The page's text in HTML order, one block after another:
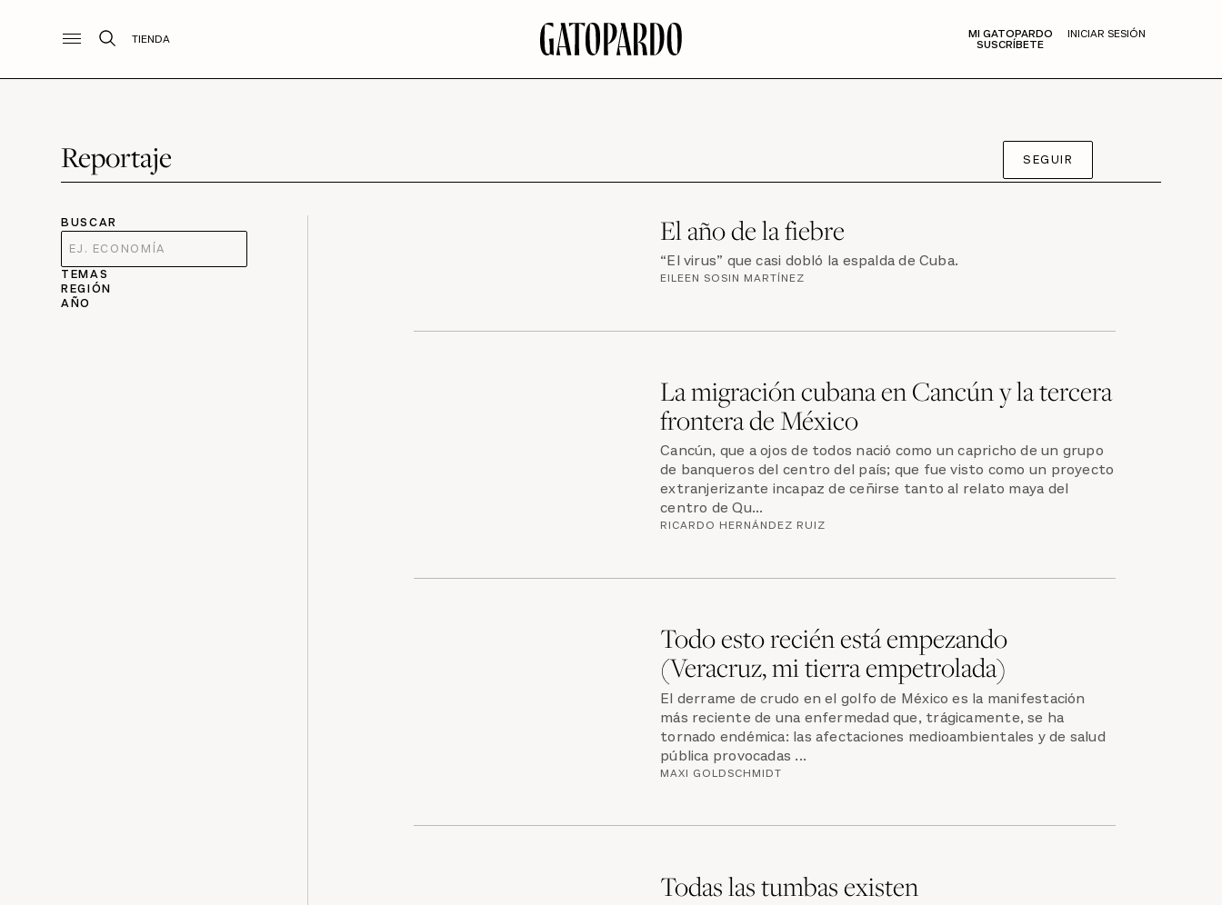
TIENDA MI GATOPARDO
SUSCRÍBETE
INICIAR SESIÓN
Reportaje SEGUIR
BUSCAR
TEMAS
REGIÓN
AÑO
El año de la fiebre
“El virus” que casi dobló la espalda de Cuba.
EILEEN SOSIN MARTÍNEZ
La migración cubana en Cancún y la tercera
frontera de México
Cancún, que a ojos de todos nació como un capricho de un grupo
de banqueros del centro del país; que fue visto como un proyecto
extranjerizante incapaz de ceñirse tanto al relato maya del
centro de Qu...
RICARDO HERNÁNDEZ RUIZ
Todo esto recién está empezando
(Veracruz, mi tierra empetrolada)
El derrame de crudo en el golfo de México es la manifestación
más reciente de una enfermedad que, trágicamente, se ha
tornado endémica: las afectaciones medioambientales y de salud
pública provocadas ...
MAXI GOLDSCHMIDT
Todas las tumbas existen